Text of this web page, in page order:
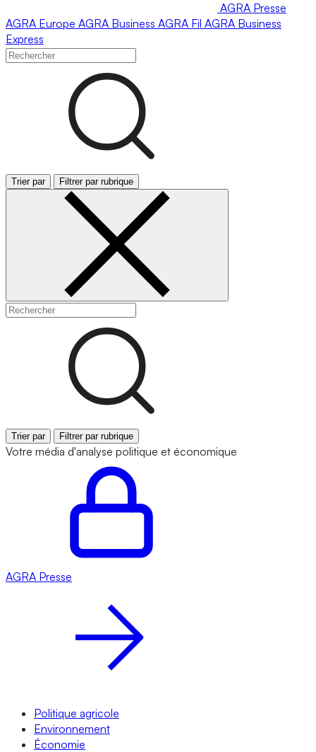
AGRA Presse
AGRA Europe AGRA Business AGRA Fil AGRA Business
Express
Trier par Filtrer par rubrique
Trier par Filtrer par rubrique
Votre média d'analyse politique et économique
AGRA Presse
Politique agricole
Environnement
Économie